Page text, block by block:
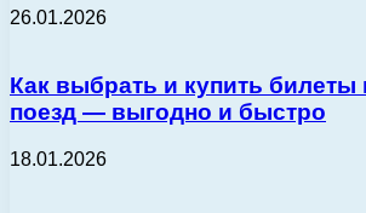
26.01.2026
Как выбрать и купить билеты
поезд — выгодно и быстро
18.01.2026